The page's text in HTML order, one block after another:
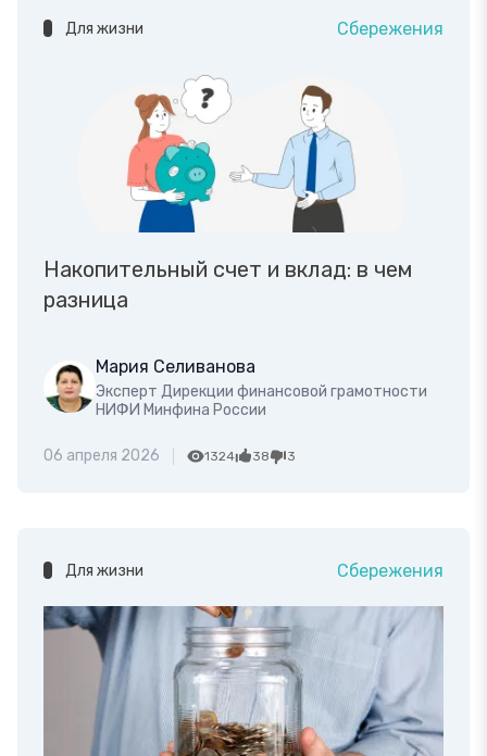
Для жизни Сбережения
Накопительный счет и вклад: в чем
разница
Мария Селиванова
Эксперт Дирекции финансовой грамотности
НИФИ Минфина России
06 апреля 2026 1324 38 3
Для жизни Сбережения